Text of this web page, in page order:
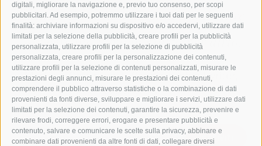
digitali, migliorare la navigazione e, previo tuo consenso, per scopi
pubblicitari. Ad esempio, potremmo utilizzare i tuoi dati per le seguenti
finalità: archiviare informazioni su dispositivo e/o accedervi, utilizzare dati
limitati per la selezione della pubblicità, creare profili per la pubblicità
personalizzata, utilizzare profili per la selezione di pubblicità
personalizzata, creare profili per la personalizzazione dei contenuti,
utilizzare profili per la selezione di contenuti personalizzati, misurare le
prestazioni degli annunci, misurare le prestazioni dei contenuti,
comprendere il pubblico attraverso statistiche o la combinazione di dati
provenienti da fonti diverse, sviluppare e migliorare i servizi, utilizzare dati
limitati per la selezione dei contenuti, garantire la sicurezza, prevenire e
rilevare frodi, correggere errori, erogare e presentare pubblicità e
contenuto, salvare e comunicare le scelte sulla privacy, abbinare e
combinare dati provenienti da altre fonti di dati, collegare diversi
istituzioni che hanno qualcosa da dire
— e cercano il modo giusto per dirlo.
Martin J. Osburton — Saggista, ghostwriter,
editorialista
Iscriviti